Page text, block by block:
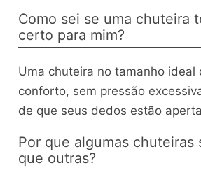
Como sei se uma chuteira
certo para mim?
Uma chuteira no tamanho ideal
conforto, sem pressão
de que seus dedos estão
Por que algumas chuteiras
que outras?